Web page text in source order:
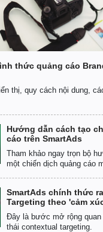
Vũ khí
Việt Nam
Phân tích
thức quảng cáo
thị, quy cách nội dung,
Hướng dẫn cách tạo
cáo trên SmartAds
Tham khảo ngay trọn bộ
một chiến dịch quảng cáo
SmartAds chính thức
Targeting theo 'cảm
Đây là bước mở rộng quan
thái contextual targeting.